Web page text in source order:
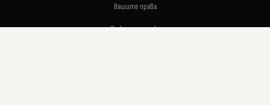
Вашите права
Отказ от сделка